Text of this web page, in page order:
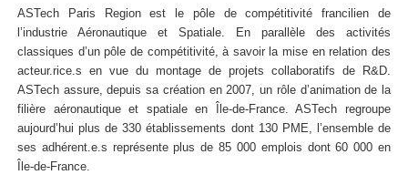
ASTech Paris Region est le pôle de compétitivité francilien de
l’industrie Aéronautique et Spatiale. En parallèle des activités
classiques d’un pôle de compétitivité, à savoir la mise en relation des
acteur.rice.s en vue du montage de projets collaboratifs de R&D.
ASTech assure, depuis sa création en 2007, un rôle d’animation de la
filière aéronautique et spatiale en Île-de-France. ASTech regroupe
aujourd’hui plus de 330 établissements dont 130 PME, l’ensemble de
ses adhérent.e.s représente plus de 85 000 emplois dont 60 000 en
Île-de-France.